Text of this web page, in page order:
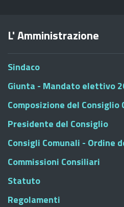
L' Amministrazione
Sindaco
Giunta - Mandato elettivo
Composizione del Consiglio
Presidente del Consiglio
Consigli Comunali - Ordine
Commissioni Consiliari
Statuto
Regolamenti